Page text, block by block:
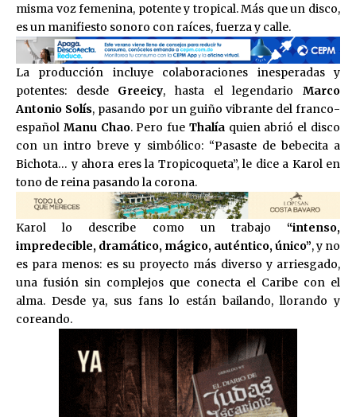
misma voz femenina, potente y tropical. Más que un disco,
es un manifiesto sonoro con raíces, fuerza y calle.
La producción incluye colaboraciones inesperadas y
potentes: desde Greeicy, hasta el legendarioMarco
Antonio Solís, pasando por un guiño vibrante del franco-
español Manu Chao. Pero fue Thalíaquien abrió el disco
con un intro breve y simbólico: “Pasaste de bebecita a
Bichota… y ahora eres la Tropicoqueta”, le dice a Karol en
tono de reina pasando la corona.
Karol lo describe como un trabajo “intenso,
impredecible, dramático, mágico, auténtico, único”, y no
es para menos: es su proyecto más diverso y arriesgado,
una fusión sin complejos que conecta el Caribe con el
alma. Desde ya, sus fans lo están bailando, llorando y
coreando.